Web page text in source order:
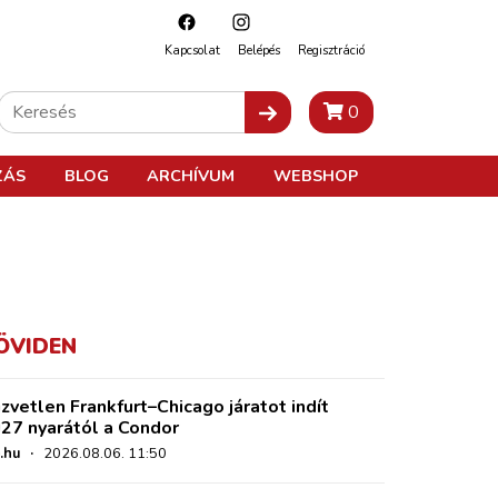
Kapcsolat Belépés Regisztráció
0
BLOG ARCHÍVUM WEBSHOP
Frankfurt–Chicago járatot indít
nyarától a Condor
· 2026.08.06. 11:50